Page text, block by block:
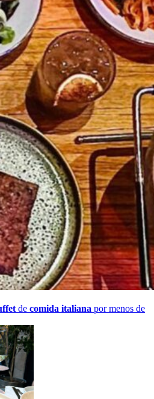
de comida italiana por menos de